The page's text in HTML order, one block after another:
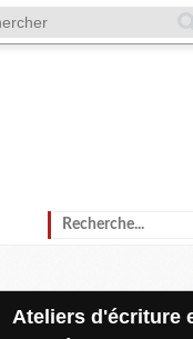
Ateliers d'écriture en ligne ou